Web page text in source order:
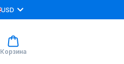
USD
Корзина